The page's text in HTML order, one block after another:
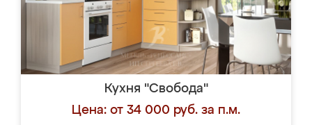
Кухня "Свобода"
Цена: от 34 000 руб. за п.м.